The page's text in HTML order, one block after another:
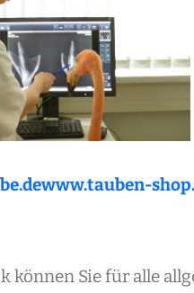
www.tauben-
können Sie für alle